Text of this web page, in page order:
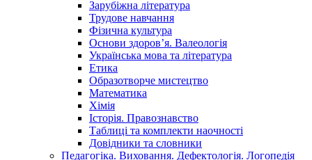
Зарубіжна література
Трудове навчання
Фізична культура
Основи здоров’я. Валеологія
Українська мова та література
Етика
Образотворче мистецтво
Математика
Хімія
Історія. Правознавство
Таблиці та комплекти наочності
Довідники та словники
Педагогіка. Виховання. Дефектологія. Логопедія